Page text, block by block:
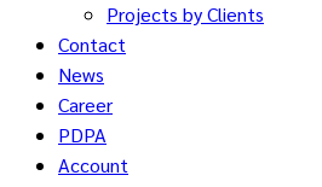
Projects by Clients
Contact
News
Career
PDPA
Account